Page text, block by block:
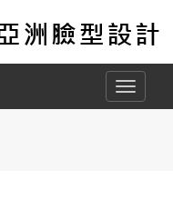
Toggle